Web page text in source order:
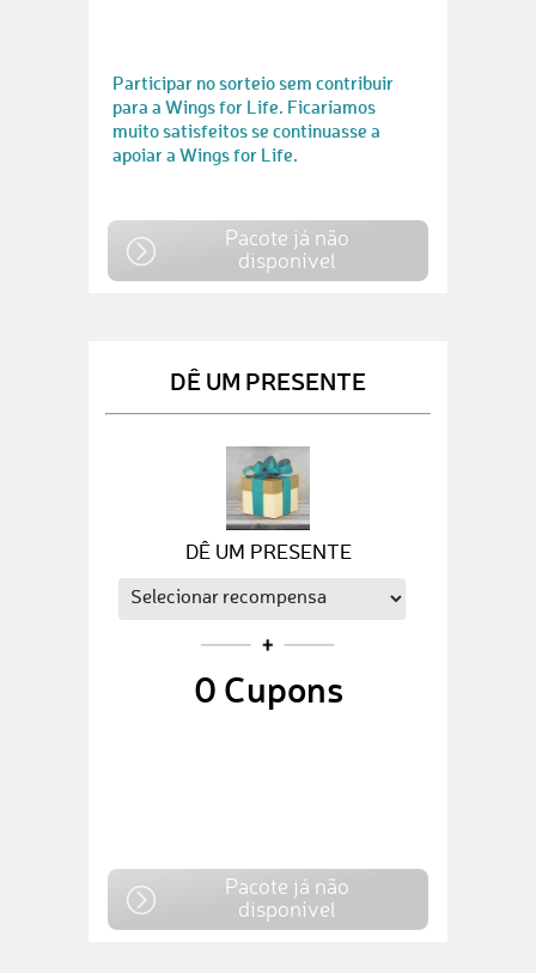
Participar no sorteio sem contribuir
para a Wings for Life. Ficaríamos
muito satisfeitos se continuasse a
apoiar a Wings for Life.
Pacote já não
disponível
DÊ UM PRESENTE
DÊ UM PRESENTE
0 Cupons
Pacote já não
disponível